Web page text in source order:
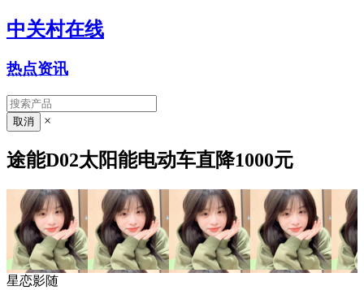
中关村在线
热点资讯
×
途能D02太阳能电动车直降1000元
星恋影随